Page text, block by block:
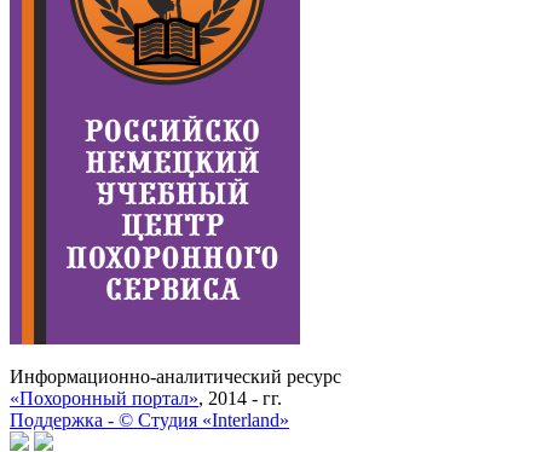
Информационно-аналитический ресурс
«Похоронный портал», 2014 - гг.
Поддержка - © Cтудия «Interland»